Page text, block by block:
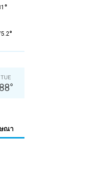
°
°
TUE
88°
ณา